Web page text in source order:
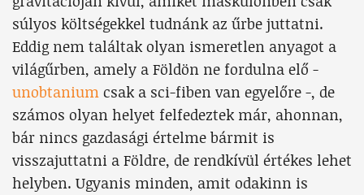
súlyos költségekkel tudnánk az űrbe juttatni.
Eddig nem találtak olyan ismeretlen anyagot a
világűrben, amely a Földön ne fordulna elő -
unobtanium csak a sci-fiben van egyelőre -, de
számos olyan helyet felfedeztek már, ahonnan,
bár nincs gazdasági értelme bármit is
visszajuttatni a Földre, de rendkívül értékes lehet
helyben. Ugyanis minden, amit odakinn is